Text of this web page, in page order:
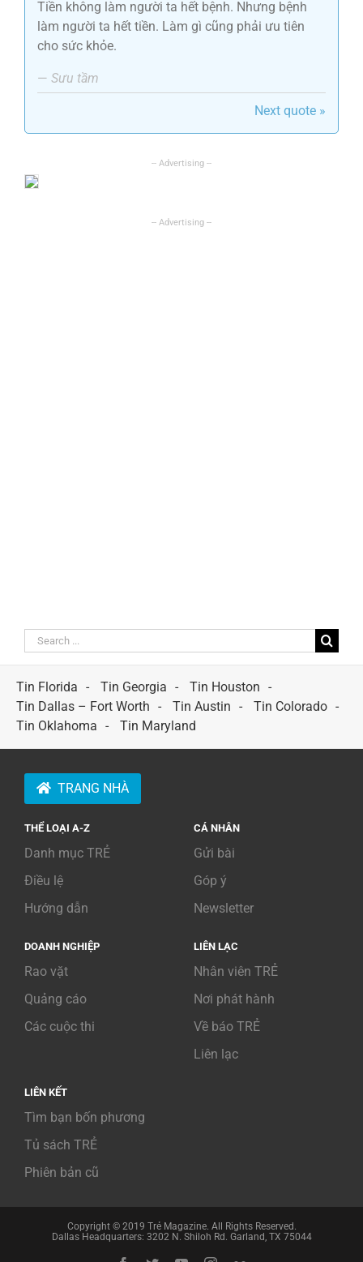
Tiền không làm người ta hết bệnh. Nhưng bệnh
làm người ta hết tiền. Làm gì cũng phải ưu tiên
cho sức khỏe.
— Sưu tầm
Next quote »
Search
for:
Tin Florida
Tin Georgia
Tin Houston
Tin Dallas – Fort Worth
Tin Austin
Tin Colorado
Tin Oklahoma
Tin Maryland
TRANG NHÀ
THỂ LOẠI A-Z
Danh mục TRẺ
Điều lệ
Hướng dẫn
CÁ NHÂN
Gửi bài
Góp ý
Newsletter
DOANH NGHIỆP
Rao vặt
Quảng cáo
Các cuộc thi
LIÊN LẠC
Nhân viên TRẺ
Nơi phát hành
Về báo TRẺ
Liên lạc
LIÊN KẾT
Tìm bạn bốn phương
Tủ sách TRẺ
Phiên bản cũ
Copyright © 2019 Trẻ Magazine. All Rights Reserved.
Dallas Headquarters: 3202 N. Shiloh Rd. Garland, TX 75044